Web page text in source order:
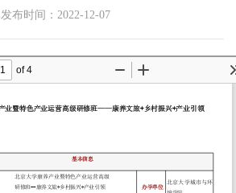
发布时间：2022-12-07